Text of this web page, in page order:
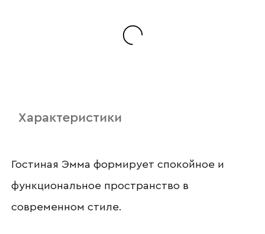
Характеристики
Гостиная Эмма формирует спокойное и
функциональное пространство в
современном стиле.
Наименование организации
Прикрепите логотип